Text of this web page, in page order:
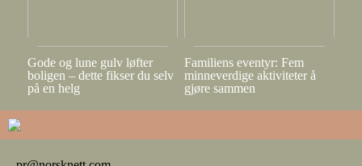
Gode og lune gulv løfter
boligen – dette fikser du selv
på en helg
Familiens eventyr: Fem
minneverdige aktiviteter å
gjøre sammen